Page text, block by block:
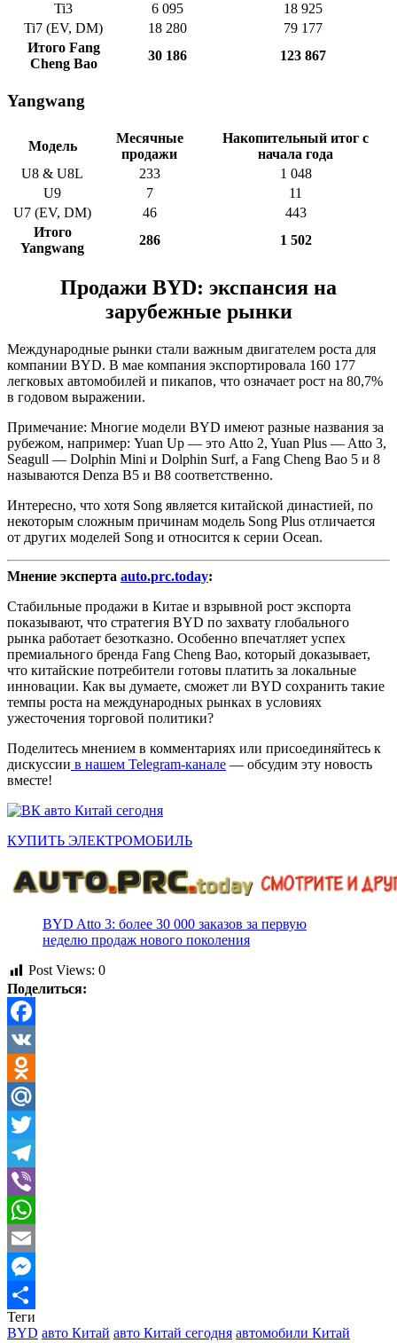
Ti3
6 095
18 925
Ti7 (EV, DM)
18 280
79 177
Итого Fang
Cheng Bao
30 186 123 867
Yangwang
Модель
Месячные
продажи
Накопительный итог с
начала года
U8 & U8L
233
1 048
U9
7
11
U7 (EV, DM)
46
443
Итого
Yangwang
286 1 502
Продажи BYD: экспансия на
зарубежные рынки
Международные рынки стали важным двигателем роста для
компании BYD. В мае компания экспортировала 160 177
легковых автомобилей и пикапов, что означает рост на 80,7%
в годовом выражении.
Примечание: Многие модели BYD имеют разные названия за
рубежом, например: Yuan Up — это Atto 2, Yuan Plus — Atto 3,
Seagull — Dolphin Mini и Dolphin Surf, а Fang Cheng Bao 5 и 8
называются Denza B5 и B8 соответственно.
Интересно, что хотя Song является китайской династией, по
некоторым сложным причинам модель Song Plus отличается
от других моделей Song и относится к серии Ocean.
Мнение эксперта auto.prc.today:
Стабильные продажи в Китае и взрывной рост экспорта
показывают, что стратегия BYD по захвату глобального
рынка работает безотказно. Особенно впечатляет успех
премиального бренда Fang Cheng Bao, который доказывает,
что китайские потребители готовы платить за локальные
инновации. Как вы думаете, сможет ли BYD сохранить такие
темпы роста на международных рынках в условиях
ужесточения торговой политики?
Поделитесь мнением в комментариях или присоединяйтесь к
дискуссии в нашем Telegram-канале — обсудим эту новость
вместе!
КУПИТЬ ЭЛЕКТРОМОБИЛЬ
BYD Atto 3: более 30 000 заказов за первую
неделю продаж нового поколения
Post Views: 0
Поделиться:
Facebook
VK
Odnoklassniki
Mail.Ru
Twitter
Telegram
Viber
WhatsApp
Email
Messenger
Отправить
Теги
BYD авто Китай авто Китай сегодня автомобили Китай